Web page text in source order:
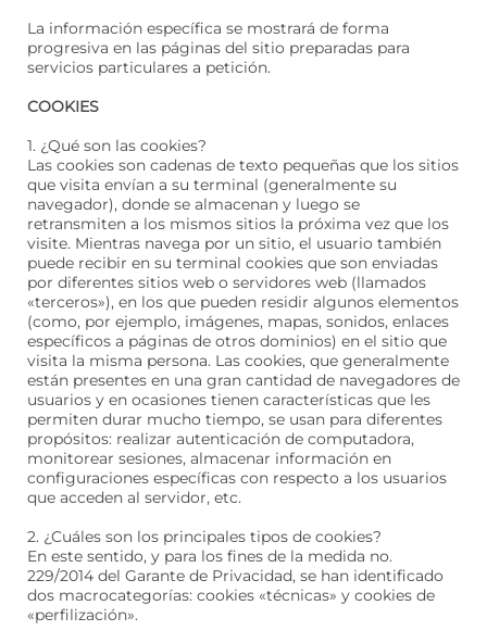
La información específica se mostrará de forma
progresiva en las páginas del sitio preparadas para
servicios particulares a petición.
COOKIES
1. ¿Qué son las cookies?
Las cookies son cadenas de texto pequeñas que los sitios
que visita envían a su terminal (generalmente su
navegador), donde se almacenan y luego se
retransmiten a los mismos sitios la próxima vez que los
visite. Mientras navega por un sitio, el usuario también
puede recibir en su terminal cookies que son enviadas
por diferentes sitios web o servidores web (llamados
«terceros»), en los que pueden residir algunos elementos
(como, por ejemplo, imágenes, mapas, sonidos, enlaces
específicos a páginas de otros dominios) en el sitio que
visita la misma persona. Las cookies, que generalmente
están presentes en una gran cantidad de navegadores de
usuarios y en ocasiones tienen características que les
permiten durar mucho tiempo, se usan para diferentes
propósitos: realizar autenticación de computadora,
monitorear sesiones, almacenar información en
configuraciones específicas con respecto a los usuarios
que acceden al servidor, etc.
2. ¿Cuáles son los principales tipos de cookies?
En este sentido, y para los fines de la medida no.
229/2014 del Garante de Privacidad, se han identificado
dos macrocategorías: cookies «técnicas» y cookies de
«perfilización».